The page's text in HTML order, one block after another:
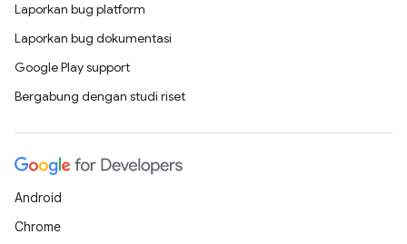
Laporkan bug platform
Laporkan bug dokumentasi
Google Play support
Bergabung dengan studi riset
Android
Chrome